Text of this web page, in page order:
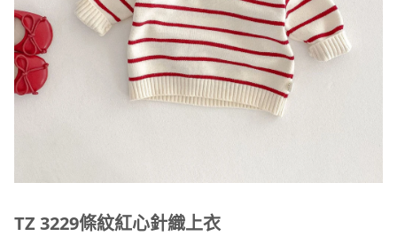
TZ 3229條紋紅心針織上衣